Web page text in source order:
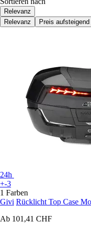
Relevanz
Relevanz
Preis aufsteigend
24h
+-3
1 Farben
Givi Rücklicht Top Case
Ab 101,41 CHF